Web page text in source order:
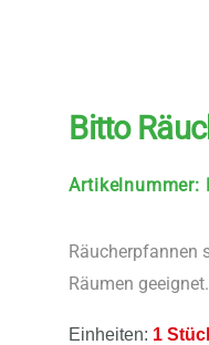
Bitto
Artikelnummer:
Räucherpfannen
Räumen geeignet.
Einheiten: 1